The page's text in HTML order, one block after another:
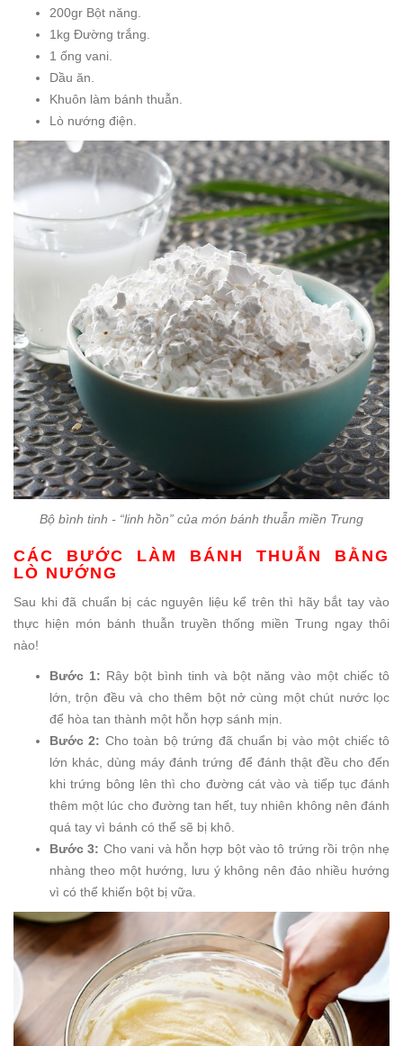
200gr Bột năng.
1kg Đường trắng.
1 ống vani.
Dầu ăn.
Khuôn làm bánh thuẫn.
Lò nướng điện.
Bộ bình tinh - “linh hồn” của món bánh thuẫn miền Trung
CÁC BƯỚC LÀM BÁNH THUẪN BẰNG
LÒ NƯỚNG
Sau khi đã chuẩn bị các nguyên liệu kể trên thì hãy bắt tay vào
thực hiện món bánh thuẫn truyền thống miền Trung ngay thôi
nào!
Bước 1: Rây bột bình tinh và bột năng vào một chiếc tô
lớn, trộn đều và cho thêm bột nở cùng một chút nước lọc
để hòa tan thành một hỗn hợp sánh mịn.
Bước 2: Cho toàn bộ trứng đã chuẩn bị vào một chiếc tô
lớn khác, dùng máy đánh trứng để đánh thật đều cho đến
khi trứng bông lên thì cho đường cát vào và tiếp tục đánh
thêm một lúc cho đường tan hết, tuy nhiên không nên đánh
quá tay vì bánh có thể sẽ bị khô.
Bước 3: Cho vani và hỗn hợp bột vào tô trứng rồi trộn nhẹ
nhàng theo một hướng, lưu ý không nên đảo nhiều hướng
vì có thể khiến bột bị vữa.